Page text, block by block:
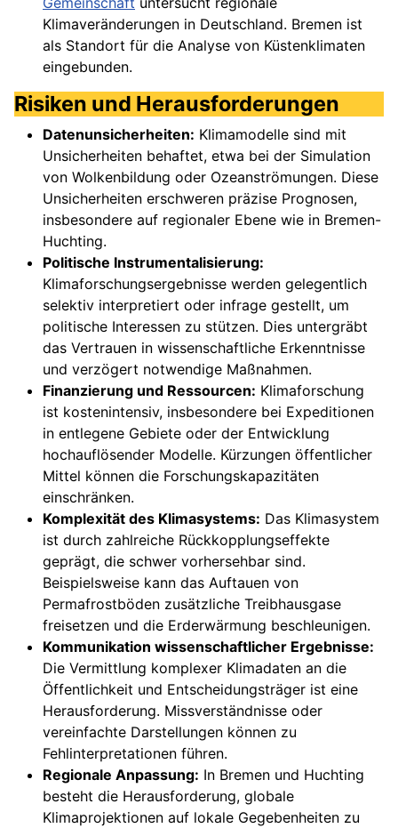
Klimaveränderungen in Deutschland. Bremen ist
als Standort für die Analyse von Küstenklimaten
eingebunden.
Risiken und Herausforderungen
Datenunsicherheiten: Klimamodelle sind mit
Unsicherheiten behaftet, etwa bei der Simulation
von Wolkenbildung oder Ozeanströmungen. Diese
Unsicherheiten erschweren präzise Prognosen,
insbesondere auf regionaler Ebene wie in Bremen-
Huchting.
Politische Instrumentalisierung:
Klimaforschungsergebnisse werden gelegentlich
selektiv interpretiert oder infrage gestellt, um
politische Interessen zu stützen. Dies untergräbt
das Vertrauen in wissenschaftliche Erkenntnisse
und verzögert notwendige Maßnahmen.
Finanzierung und Ressourcen: Klimaforschung
ist kostenintensiv, insbesondere bei Expeditionen
in entlegene Gebiete oder der Entwicklung
hochauflösender Modelle. Kürzungen öffentlicher
Mittel können die Forschungskapazitäten
einschränken.
Komplexität des Klimasystems: Das Klimasystem
ist durch zahlreiche Rückkopplungseffekte
geprägt, die schwer vorhersehbar sind.
Beispielsweise kann das Auftauen von
Permafrostböden zusätzliche Treibhausgase
freisetzen und die Erderwärmung beschleunigen.
Kommunikation wissenschaftlicher Ergebnisse:
Die Vermittlung komplexer Klimadaten an die
Öffentlichkeit und Entscheidungsträger ist eine
Herausforderung. Missverständnisse oder
vereinfachte Darstellungen können zu
Fehlinterpretationen führen.
Regionale Anpassung: In Bremen und Huchting
besteht die Herausforderung, globale
Klimaprojektionen auf lokale Gegebenheiten zu